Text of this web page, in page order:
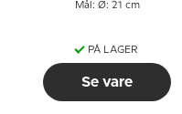
Mål: Ø: 21 cm
PÅ LAGER
Se vare